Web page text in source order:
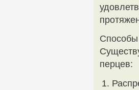
Способы
перцев: